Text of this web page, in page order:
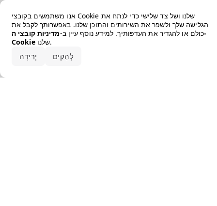
אנו משתמשים בקובצי Cookie שלנו ושל צד שלישי כדי לנתח את
הגלישה שלך ולשפר את השירותים והתוכן שלנו. באפשרותך לקבל את
כולם או להגדיר את העדפותיך. למידע נוסף עיין ב-מדיניות קובצי ה-
Cookie
שלנו.
יְרִידָה לְהַקִים
Error loading the brand